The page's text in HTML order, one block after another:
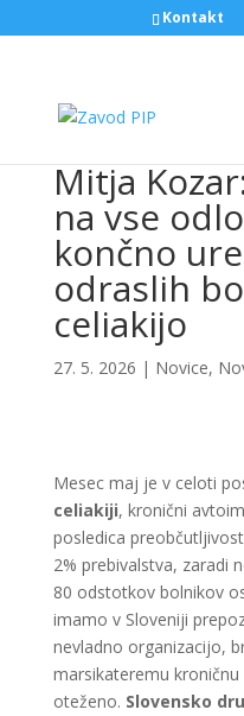
Kontakt
Mitja
na vse
končno
odraslih
celiakijo
27. 5. 2026 | Novice,
Mesec maj je v celoti
celiakiji, kronični
posledica
2% prebivalstva, zaradi
80 odstotkov bolnikov
imamo v Sloveniji
nevladno organizacijo,
marsikateremu
oteženo. Slovensko